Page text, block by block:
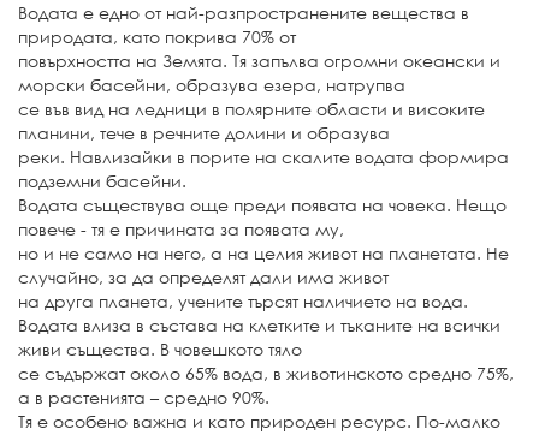
Водата е едно от най-разпространените вещества в
природата, като покрива 70% от
повърхността на Земята. Тя запълва огромни океански и
морски басейни, образува езера, натрупва
се във вид на ледници в полярните области и високите
планини, тече в речните долини и образува
реки. Навлизайки в порите на скалите водата формира
подземни басейни.
Водата съществува още преди появата на човека. Нещо
повече - тя е причината за появата му,
но и не само на него, а на целия живот на планетата. Не
случайно, за да определят дали има живот
на друга планета, учените търсят наличието на вода.
Водата влиза в състава на клетките и тъканите на всички
живи същества. В човешкото тяло
се съдържат около 65% вода, в животинското средно 75%,
а в растенията – средно 90%.
Тя е особено важна и като природен ресурс. По-малко